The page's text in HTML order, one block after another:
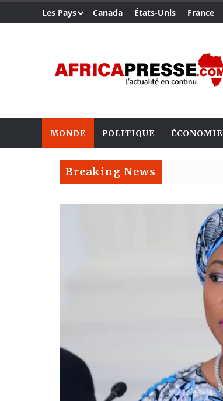
Les Pays Canada États-Unis France
MONDE POLITIQUE ÉCONOMIE
Breaking News